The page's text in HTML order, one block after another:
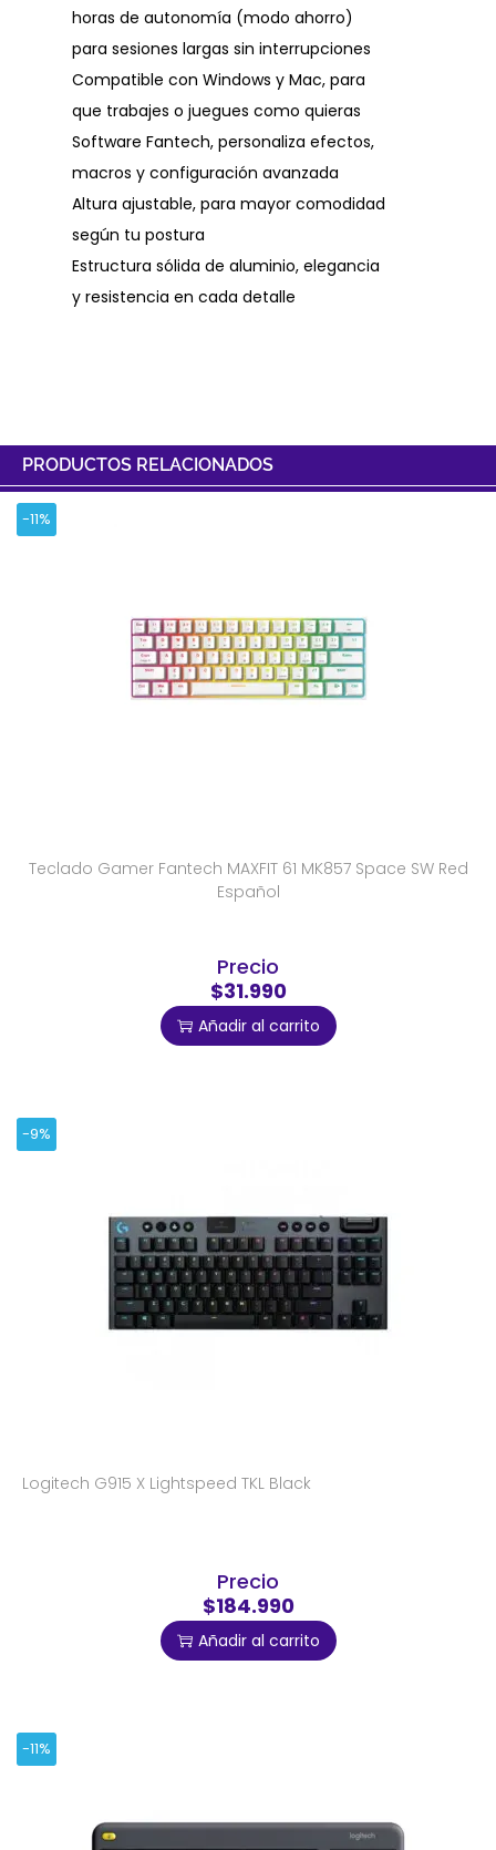
horas de autonomía (modo ahorro)
para sesiones largas sin interrupciones
Compatible con Windows y Mac, para
que trabajes o juegues como quieras
Software Fantech, personaliza efectos,
macros y configuración avanzada
Altura ajustable, para mayor comodidad
según tu postura
Estructura sólida de aluminio, elegancia
y resistencia en cada detalle
PRODUCTOS RELACIONADOS
-11%
Teclado Gamer Fantech MAXFIT 61 MK857 Space SW Red
Español
Precio
$31.990
Añadir al carrito
-9%
Logitech G915 X Lightspeed TKL Black
Precio
$184.990
Añadir al carrito
-11%